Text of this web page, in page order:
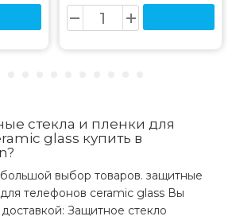
стекла и пленки для
glass купить в
выбор товаров. защитные
телефонов ceramic glass Вы
Защитное стекло